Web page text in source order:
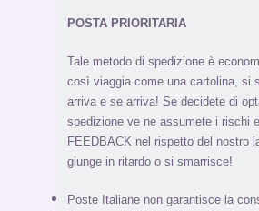
POSTA PRIORITARIA
Tale metodo di spedizione è
così viaggia come una cartolina, si
arriva e se arriva! Se decidete di
spedizione ve ne assumete i rischi
FEEDBACK nel rispetto del nostro
giunge in ritardo o si smarrisce!
Poste Italiane non garantisce la